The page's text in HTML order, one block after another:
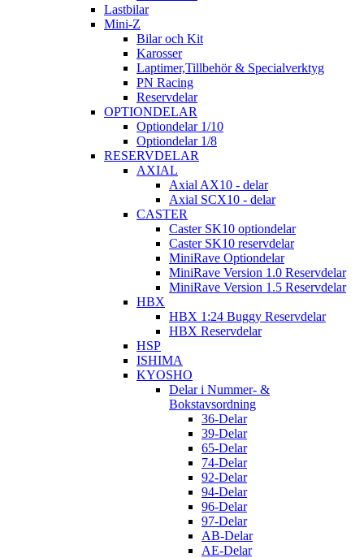
Lastbilar
Mini-Z
Bilar och Kit
Karosser
Laptimer,Tillbehör & Specialverktyg
PN Racing
Reservdelar
OPTIONDELAR
Optiondelar 1/10
Optiondelar 1/8
RESERVDELAR
AXIAL
Axial AX10 - delar
Axial SCX10 - delar
CASTER
Caster SK10 optiondelar
Caster SK10 reservdelar
MiniRave Optiondelar
MiniRave Version 1.0 Reservdelar
MiniRave Version 1.5 Reservdelar
HBX
HBX 1:24 Buggy Reservdelar
HBX Reservdelar
HSP
ISHIMA
KYOSHO
Delar i Nummer- &
Bokstavsordning
36-Delar
39-Delar
65-Delar
74-Delar
92-Delar
94-Delar
96-Delar
97-Delar
AB-Delar
AE-Delar